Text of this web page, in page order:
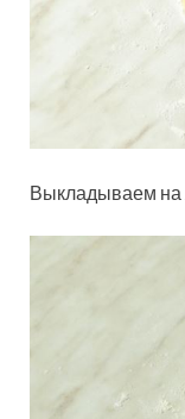
Выкладываем на